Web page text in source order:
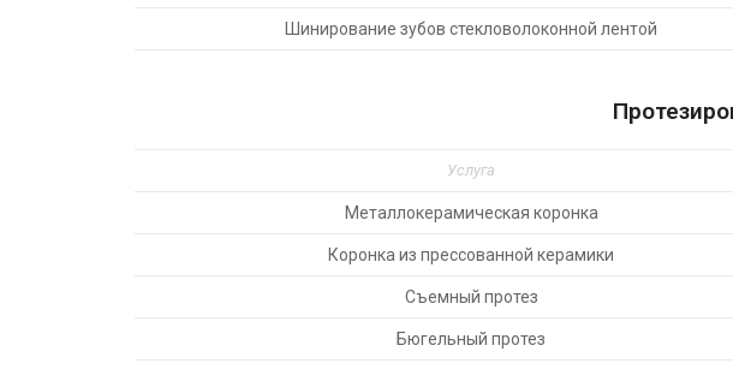
Шинирование зубов стекловолоконной лентой
Услуга
Металлокерамическая коронка
Коронка из прессованной керамики
Съемный протез
Бюгельный протез